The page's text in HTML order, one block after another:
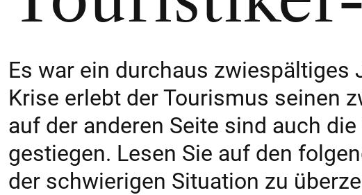
Es war ein durchaus zwiespältiges
Krise erlebt der Tourismus seinen
auf der anderen Seite sind auch
gestiegen. Lesen Sie auf den
der schwierigen Situation zu